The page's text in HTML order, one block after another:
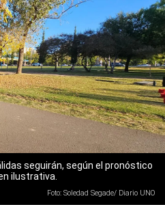
seguirán, según el pronóstico
ilustrativa.
Foto: Soledad Segade/ Diario UNO